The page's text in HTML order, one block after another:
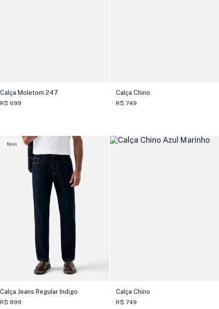
Calça Moletom 247
R$ 699
Calça Chino
R$ 749
Novo
Calça Jeans Regular Indigo
R$ 899
Calça Chino
R$ 749